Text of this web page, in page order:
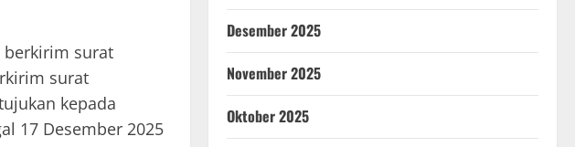
berkirim surat
surat
kepada
17 Desember 2025
Desember 2025
November 2025
Oktober 2025